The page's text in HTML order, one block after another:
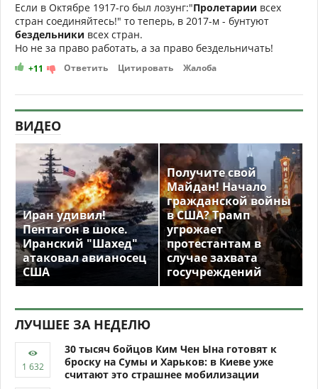
Если в Октябре 1917-го был лозунг:"Пролетарии всех
стран соединяйтесь!" то теперь, в 2017-м - бунтуют
бездельники всех стран.
Но не за право работать, а за право бездельничать!
+11 Ответить Цитировать Жалоба
ВИДЕО
Иран удивил!
Пентагон в шоке.
Иранский "Шахед"
атаковал авианосец
США
Получите свой
Майдан! Начало
гражданской войны
в США? Трамп
угрожает
протестантам в
случае захвата
госучреждений
ЛУЧШЕЕ ЗА НЕДЕЛЮ
30 тысяч бойцов Ким Чен Ына готовят к
броску на Сумы и Харьков: в Киеве уже
считают это страшнее мобилизации